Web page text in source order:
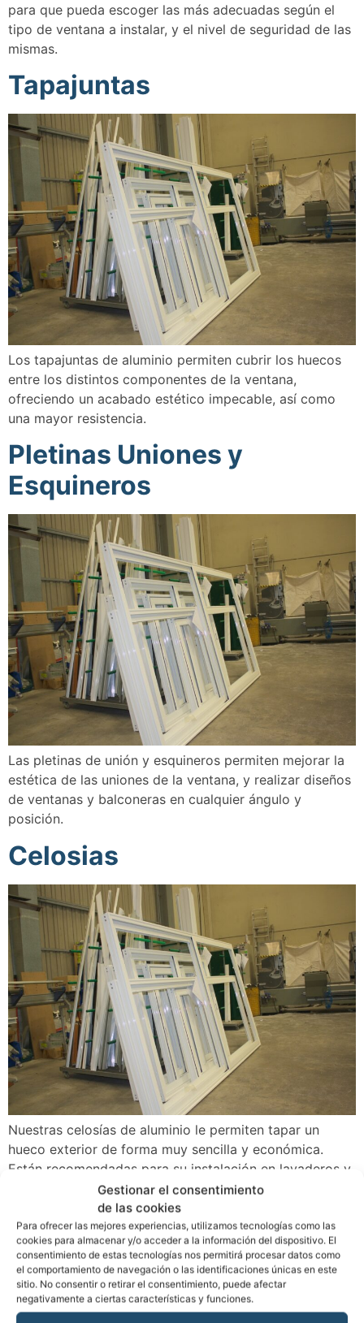
Gestionar el consentimiento
de las cookies
Para ofrecer las mejores experiencias, utilizamos tecnologías como las
cookies para almacenar y/o acceder a la información del dispositivo. El
consentimiento de estas tecnologías nos permitirá procesar datos como
el comportamiento de navegación o las identificaciones únicas en este
sitio. No consentir o retirar el consentimiento, puede afectar
negativamente a ciertas características y funciones.
para que pueda escoger las más adecuadas según el
tipo de ventana a instalar, y el nivel de seguridad de las
mismas.
Tapajuntas
Los tapajuntas de aluminio permiten cubrir los huecos
entre los distintos componentes de la ventana,
ofreciendo un acabado estético impecable, así como
una mayor resistencia.
Pletinas Uniones y
Esquineros
Las pletinas de unión y esquineros permiten mejorar la
estética de las uniones de la ventana, y realizar diseños
de ventanas y balconeras en cualquier ángulo y
posición.
Celosias
Nuestras celosías de aluminio le permiten tapar un
hueco exterior de forma muy sencilla y económica.
Están recomendadas para su instalación en lavaderos y
estancias que necesiten una ventilación continua, ya
que protegen perfectamente de la entrada de agua de
lluvia.
Barandillas